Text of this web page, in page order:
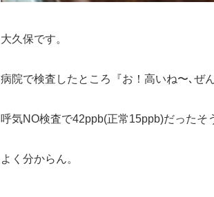
大久保です。
病院で検査したところ『お！高いね〜､ぜ
呼気NO検査で42ppb(正常15ppb)だったそ
よく分からん。